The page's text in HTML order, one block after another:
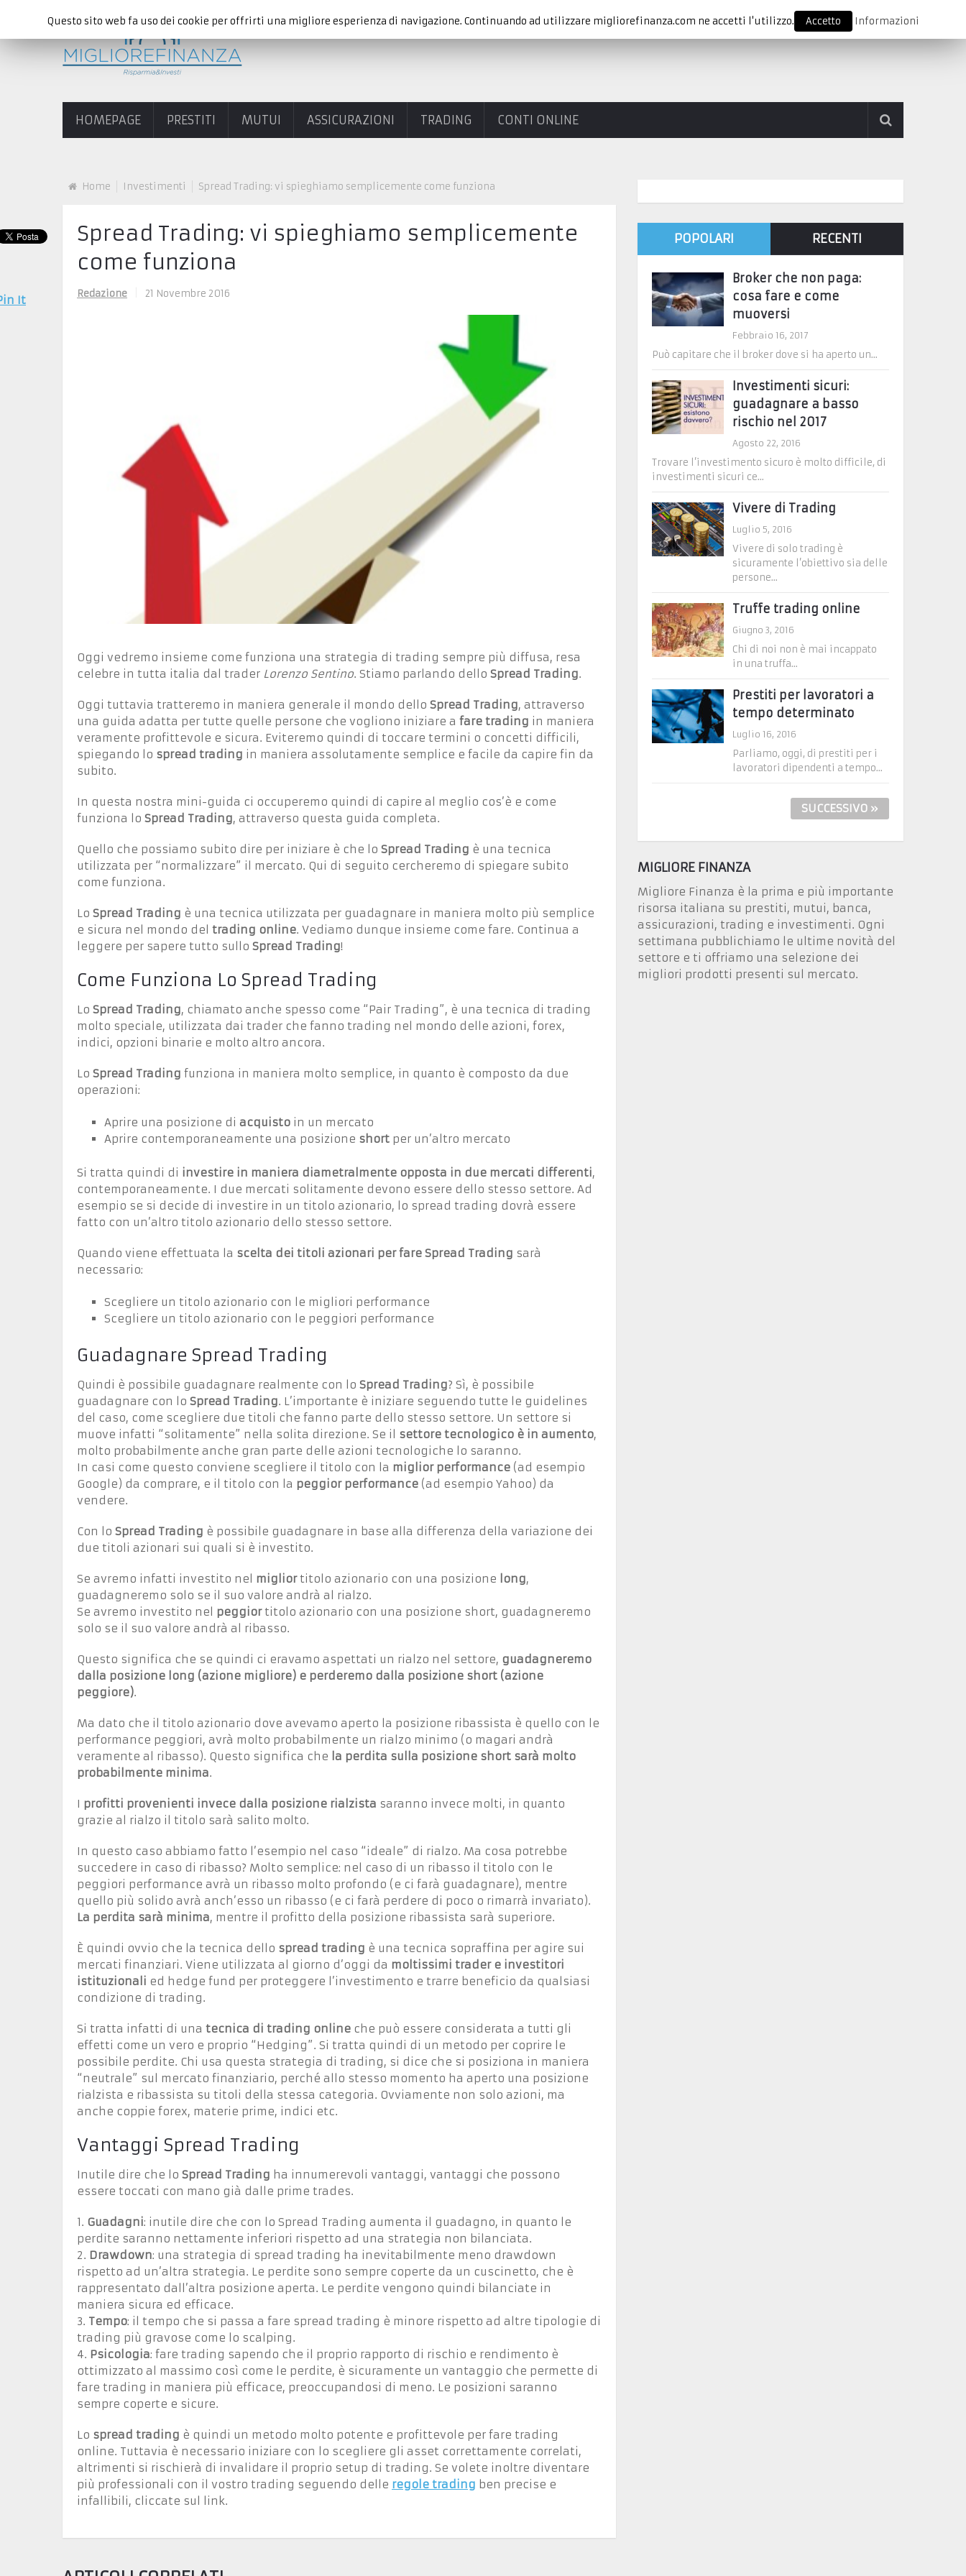
HOMEPAGE PRESTITI MUTUI ASSICURAZIONI TRADING CONTI ONLINE
Home Investimenti Spread Trading: vi spieghiamo semplicemente come funziona
Spread Trading: vi spieghiamo semplicemente
come funziona
Redazione 21 Novembre 2016
Oggi vedremo insieme come funziona una strategia di trading sempre più diffusa, resa
celebre in tutta italia dal trader Lorenzo Sentino. Stiamo parlando dello Spread Trading.
Oggi tuttavia tratteremo in maniera generale il mondo dello Spread Trading, attraverso
una guida adatta per tutte quelle persone che vogliono iniziare a fare trading in maniera
veramente profittevole e sicura. Eviteremo quindi di toccare termini o concetti difficili,
spiegando lo spread trading in maniera assolutamente semplice e facile da capire fin da
subito.
In questa nostra mini-guida ci occuperemo quindi di capire al meglio cos’è e come
funziona lo Spread Trading, attraverso questa guida completa.
Quello che possiamo subito dire per iniziare è che lo Spread Trading è una tecnica
utilizzata per “normalizzare” il mercato. Qui di seguito cercheremo di spiegare subito
come funziona.
Lo Spread Trading è una tecnica utilizzata per guadagnare in maniera molto più semplice
e sicura nel mondo del trading online. Vediamo dunque insieme come fare. Continua a
leggere per sapere tutto sullo Spread Trading!
Come Funziona Lo Spread Trading
Lo Spread Trading, chiamato anche spesso come “Pair Trading”, è una tecnica di trading
molto speciale, utilizzata dai trader che fanno trading nel mondo delle azioni, forex,
indici, opzioni binarie e molto altro ancora.
Lo Spread Trading funziona in maniera molto semplice, in quanto è composto da due
operazioni:
Aprire una posizione di acquistoin un mercato
Aprire contemporaneamente una posizione shortper un’altro mercato
Si tratta quindi di investire in maniera diametralmente opposta in due mercati differenti,
contemporaneamente. I due mercati solitamente devono essere dello stesso settore. Ad
esempio se si decide di investire in un titolo azionario, lo spread trading dovrà essere
fatto con un’altro titolo azionario dello stesso settore.
Quando viene effettuata la scelta dei titoli azionari per fare Spread Trading sarà
necessario:
Scegliere un titolo azionario con le migliori performance
Scegliere un titolo azionario con le peggiori performance
Guadagnare Spread Trading
Quindi è possibile guadagnare realmente con lo Spread Trading? Sì, è possibile
guadagnare con lo Spread Trading. L’importante è iniziare seguendo tutte le guidelines
del caso, come scegliere due titoli che fanno parte dello stesso settore. Un settore si
muove infatti “solitamente” nella solita direzione. Se il settore tecnologico è in aumento,
molto probabilmente anche gran parte delle azioni tecnologiche lo saranno.
In casi come questo conviene scegliere il titolo con la miglior performance (ad esempio
Google) da comprare, e il titolo con la peggior performance (ad esempio Yahoo) da
vendere.
Con lo Spread Trading è possibile guadagnare in base alla differenza della variazione dei
due titoli azionari sui quali si è investito.
Se avremo infatti investito nel migliortitolo azionario con una posizione long,
guadagneremo solo se il suo valore andrà al rialzo.
Se avremo investito nel peggiortitolo azionario con una posizione short, guadagneremo
solo se il suo valore andrà al ribasso.
Questo significa che se quindi ci eravamo aspettati un rialzo nel settore, guadagneremo
dalla posizione long (azione migliore) e perderemo dalla posizione short (azione
peggiore).
Ma dato che il titolo azionario dove avevamo aperto la posizione ribassista è quello con le
performance peggiori, avrà molto probabilmente un rialzo minimo (o magari andrà
veramente al ribasso). Questo significa che la perdita sulla posizione short sarà molto
probabilmente minima.
I profitti provenienti invece dalla posizione rialzista saranno invece molti, in quanto
grazie al rialzo il titolo sarà salito molto.
In questo caso abbiamo fatto l’esempio nel caso “ideale” di rialzo. Ma cosa potrebbe
succedere in caso di ribasso? Molto semplice: nel caso di un ribasso il titolo con le
peggiori performance avrà un ribasso molto profondo (e ci farà guadagnare), mentre
quello più solido avrà anch’esso un ribasso (e ci farà perdere di poco o rimarrà invariato).
La perdita sarà minima, mentre il profitto della posizione ribassista sarà superiore.
È quindi ovvio che la tecnica dello spread trading è una tecnica sopraffina per agire sui
mercati finanziari. Viene utilizzata al giorno d’oggi da moltissimi trader e investitori
istituzionali ed hedge fund per proteggere l’investimento e trarre beneficio da qualsiasi
condizione di trading.
Si tratta infatti di una tecnica di trading online che può essere considerata a tutti gli
effetti come un vero e proprio “Hedging”. Si tratta quindi di un metodo per coprire le
possibile perdite. Chi usa questa strategia di trading, si dice che si posiziona in maniera
“neutrale” sul mercato finanziario, perché allo stesso momento ha aperto una posizione
rialzista e ribassista su titoli della stessa categoria. Ovviamente non solo azioni, ma
anche coppie forex, materie prime, indici etc.
Vantaggi Spread Trading
Inutile dire che lo Spread Trading ha innumerevoli vantaggi, vantaggi che possono
essere toccati con mano già dalle prime trades.
1. Guadagni: inutile dire che con lo Spread Trading aumenta il guadagno, in quanto le
perdite saranno nettamente inferiori rispetto ad una strategia non bilanciata.
2. Drawdown: una strategia di spread trading ha inevitabilmente meno drawdown
rispetto ad un’altra strategia. Le perdite sono sempre coperte da un cuscinetto, che è
rappresentato dall’altra posizione aperta. Le perdite vengono quindi bilanciate in
maniera sicura ed efficace.
3. Tempo: il tempo che si passa a fare spread trading è minore rispetto ad altre tipologie di
trading più gravose come lo scalping.
4. Psicologia: fare trading sapendo che il proprio rapporto di rischio e rendimento è
ottimizzato al massimo così come le perdite, è sicuramente un vantaggio che permette di
fare trading in maniera più efficace, preoccupandosi di meno. Le posizioni saranno
sempre coperte e sicure.
Lo spread trading è quindi un metodo molto potente e profittevole per fare trading
online. Tuttavia è necessario iniziare con lo scegliere gli asset correttamente correlati,
altrimenti si rischierà di invalidare il proprio setup di trading. Se volete inoltre diventare
più professionali con il vostro trading seguendo delle regole trading ben precise e
infallibili, cliccate sul link.
It
POPOLARI RECENTI
Broker che non paga:
cosa fare e come
muoversi
Febbraio 16, 2017
Può capitare che il broker dove si ha aperto un...
Investimenti sicuri:
guadagnare a basso
rischio nel 2017
Agosto 22, 2016
Trovare l’investimento sicuro è molto difficile, di
investimenti sicuri ce...
Vivere di Trading
Luglio 5, 2016
Vivere di solo trading è
sicuramente l’obiettivo sia delle
persone...
Truffe trading online
Giugno 3, 2016
Chi di noi non è mai incappato
in una truffa...
Prestiti per lavoratori a
tempo determinato
Luglio 16, 2016
Parliamo, oggi, di prestiti per i
lavoratori dipendenti a tempo...
SUCCESSIVO »
MIGLIORE FINANZA
Migliore Finanza è la prima e più importante
risorsa italiana su prestiti, mutui, banca,
assicurazioni, trading e investimenti. Ogni
settimana pubblichiamo le ultime novità del
settore e ti offriamo una selezione dei
migliori prodotti presenti sul mercato.
Questo sito web fa uso dei cookie per offrirti una migliore esperienza di navigazione. Continuando ad utilizzare migliorefinanza.com ne accetti l'utilizzo. Accetto Informazioni